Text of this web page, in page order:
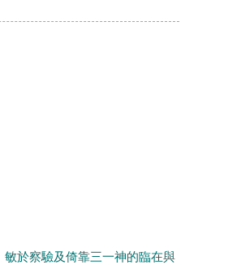
敏於察驗及倚靠三一神的臨在與